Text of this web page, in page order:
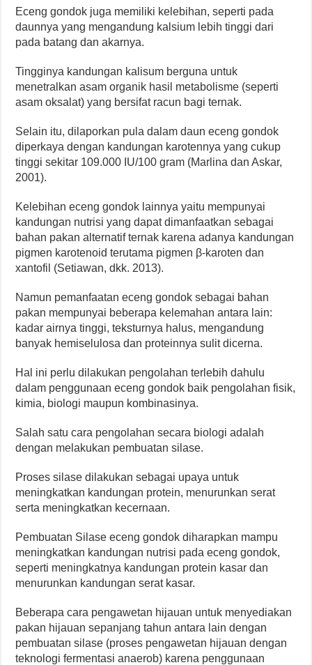
Eceng gondok juga memiliki kelebihan, seperti pada
daunnya yang mengandung kalsium lebih tinggi dari
pada batang dan akarnya.
Tingginya kandungan kalisum berguna untuk
menetralkan asam organik hasil metabolisme (seperti
asam oksalat) yang bersifat racun bagi ternak.
Selain itu, dilaporkan pula dalam daun eceng gondok
diperkaya dengan kandungan karotennya yang cukup
tinggi sekitar 109.000 IU/100 gram (Marlina dan Askar,
2001).
Kelebihan eceng gondok lainnya yaitu mempunyai
kandungan nutrisi yang dapat dimanfaatkan sebagai
bahan pakan alternatif ternak karena adanya kandungan
pigmen karotenoid terutama pigmen β-karoten dan
xantofil (Setiawan, dkk. 2013).
Namun pemanfaatan eceng gondok sebagai bahan
pakan mempunyai beberapa kelemahan antara lain:
kadar airnya tinggi, teksturnya halus, mengandung
banyak hemiselulosa dan proteinnya sulit dicerna.
Hal ini perlu dilakukan pengolahan terlebih dahulu
dalam penggunaan eceng gondok baik pengolahan fisik,
kimia, biologi maupun kombinasinya.
Salah satu cara pengolahan secara biologi adalah
dengan melakukan pembuatan silase.
Proses silase dilakukan sebagai upaya untuk
meningkatkan kandungan protein, menurunkan serat
serta meningkatkan kecernaan.
Pembuatan Silase eceng gondok diharapkan mampu
meningkatkan kandungan nutrisi pada eceng gondok,
seperti meningkatnya kandungan protein kasar dan
menurunkan kandungan serat kasar.
Beberapa cara pengawetan hijauan untuk menyediakan
pakan hijauan sepanjang tahun antara lain dengan
pembuatan silase (proses pengawetan hijauan dengan
teknologi fermentasi anaerob) karena penggunaan